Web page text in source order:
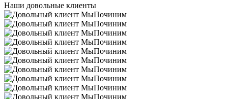
Наши довольные клиенты